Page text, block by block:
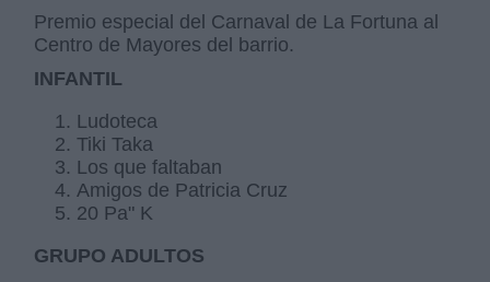
Premio especial del Carnaval de La Fortuna al
Centro de Mayores del barrio.
INFANTIL
Ludoteca
Tiki Taka
Los que faltaban
Amigos de Patricia Cruz
20 Pa" K
GRUPO ADULTOS